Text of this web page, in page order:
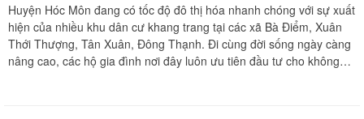
Huyện Hóc Môn đang có tốc độ đô thị hóa nhanh chóng với sự xuất
hiện của nhiều khu dân cư khang trang tại các xã Bà Điểm, Xuân
Thới Thượng, Tân Xuân, Đông Thạnh. Đi cùng đời sống ngày càng
nâng cao, các hộ gia đình nơi đây luôn ưu tiên đầu tư cho không